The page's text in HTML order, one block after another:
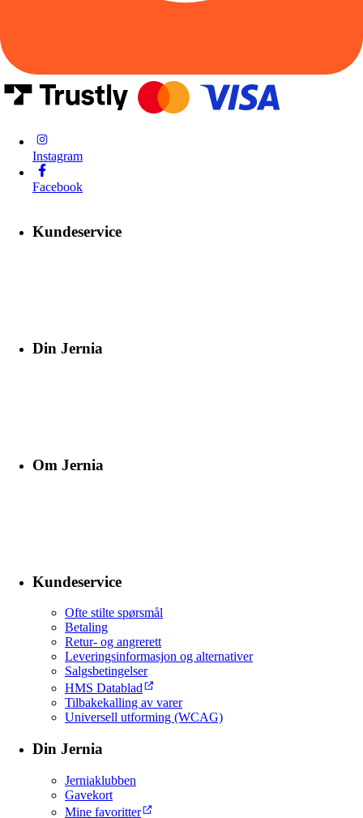
Instagram
Facebook
Kundeservice
Din Jernia
Om Jernia
Kundeservice
Ofte stilte spørsmål
Betaling
Retur- og angrerett
Leveringsinformasjon og alternativer
Salgsbetingelser
HMS Datablad
Tilbakekalling av varer
Universell utforming (WCAG)
Din Jernia
Jerniaklubben
Gavekort
Mine favoritter